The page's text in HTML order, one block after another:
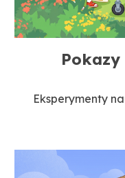
Eksperymenty